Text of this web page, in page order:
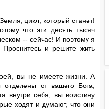
цикл, который станет!
что эти десять тысяч
-- сейчас! И поэтому я
и решите жить
вы не имеете жизни. А
отделены от вашего Бога,
внутри себя, вы воистину
ходят и думают, что они